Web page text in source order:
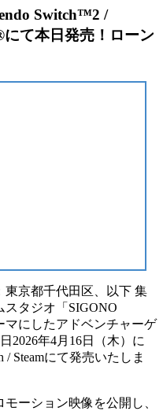
Switch™2 /
て本日発売！ローン
京都千代田区、以下 集
タジオ「SIGONO
にしたアドベンチャーゲ
2026年4月16日（木）に
/ Steamにて発売いたしま
ーション映像を公開し、